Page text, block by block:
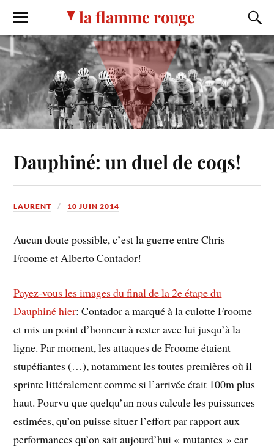
la flamme rouge
Dauphiné: un duel de coqs!
LAURENT 10 JUIN 2014
Aucun doute possible, c’est la guerre entre Chris
Froome et Alberto Contador!
Payez-vous les images du final de la 2e étape du
Dauphiné hier: Contador a marqué à la culotte Froome
et mis un point d’honneur à rester avec lui jusqu’à la
ligne. Par moment, les attaques de Froome étaient
stupéfiantes (…), notamment les toutes premières où il
sprinte littéralement comme si l’arrivée était 100m plus
haut. Pourvu que quelqu’un nous calcule les puissances
estimées, qu’on puisse situer l’effort par rapport aux
performances qu’on sait aujourd’hui « mutantes » car